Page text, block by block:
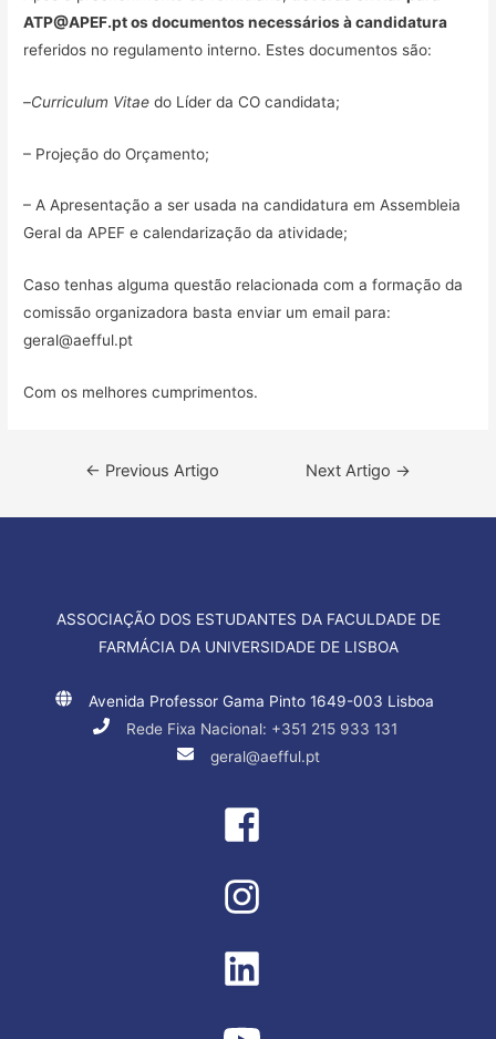
ATP@APEF.pt os documentos necessários à candidatura
referidos no regulamento interno. Estes documentos são:
–Curriculum Vitae do Líder da CO candidata;
– Projeção do Orçamento;
– A Apresentação a ser usada na candidatura em Assembleia
Geral da APEF e calendarização da atividade;
Caso tenhas alguma questão relacionada com a formação da
comissão organizadora basta enviar um email para:
geral@aefful.pt
Com os melhores cumprimentos.
Navegação
artigos
← Previous Artigo Next Artigo →
ASSOCIAÇÃO DOS ESTUDANTES DA FACULDADE DE
FARMÁCIA DA UNIVERSIDADE DE LISBOA
Avenida Professor Gama Pinto 1649-003 Lisboa
Rede Fixa Nacional: +351 215 933 131
geral@aefful.pt